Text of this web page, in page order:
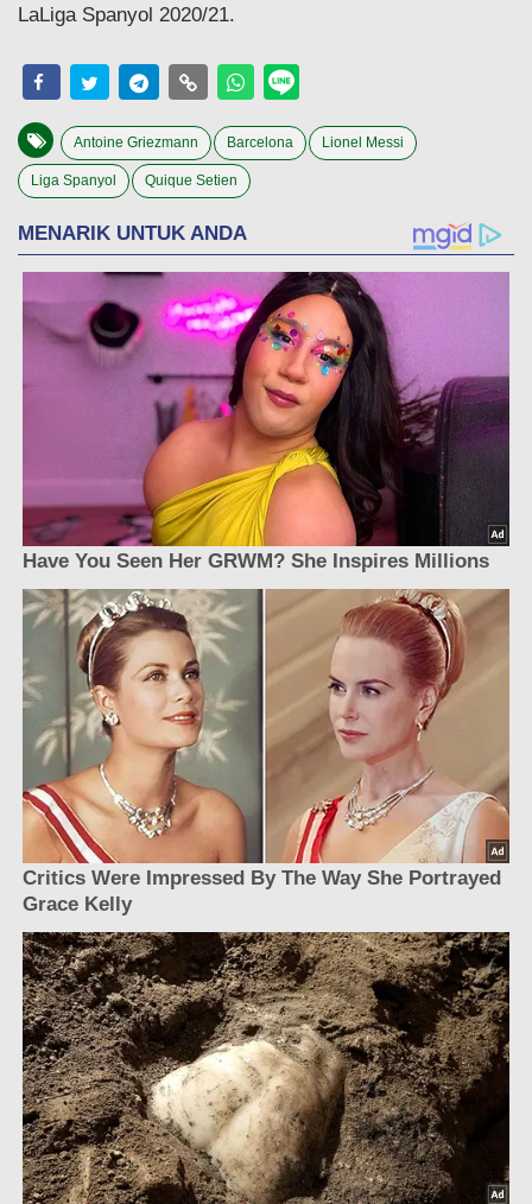
LaLiga Spanyol 2020/21.
Antoine Griezmann Barcelona Lionel Messi
Liga Spanyol Quique Setien